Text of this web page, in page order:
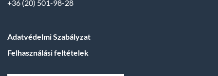
+36 (20) 501-98-28
Adatvédelmi Szabályzat
Felhasználási feltételek